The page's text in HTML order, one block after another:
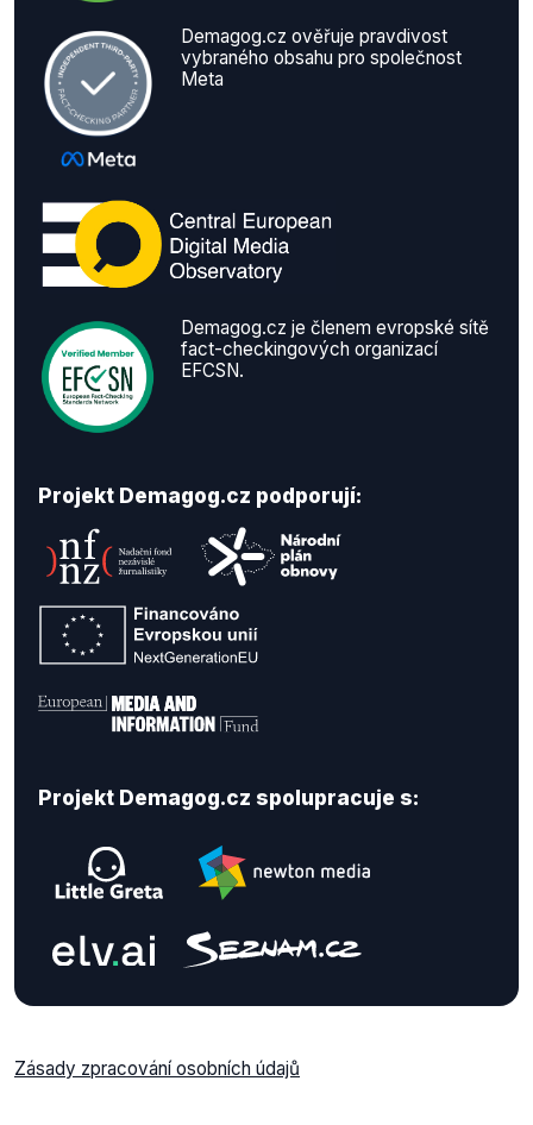
Demagog.cz ověřuje pravdivost
vybraného obsahu pro společnost
Meta
Demagog.cz je členem evropské sítě
fact-checkingových organizací
EFCSN.
Projekt Demagog.cz podporují:
Projekt Demagog.cz spolupracuje s:
Zásady zpracování osobních údajů